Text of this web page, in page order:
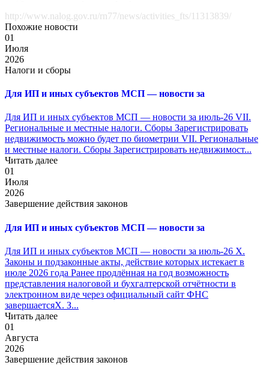
http://www.nalog.gov.ru/rn77/news/activities_fts/11313839/
Похожие новости
01
Июля
2026
Налоги и сборы
Для ИП и иных субъектов МСП — новости за
Для ИП и иных субъектов МСП — новости за июль-26 VII.
Региональные и местные налоги. Сборы Зарегистрировать
недвижимость можно будет по биометрии VII. Региональные
и местные налоги. Сборы Зарегистрировать недвижимост...
Читать далее
01
Июля
2026
Завершение действия законов
Для ИП и иных субъектов МСП — новости за
Для ИП и иных субъектов МСП — новости за июль-26 X.
Законы и подзаконные акты, действие которых истекает в
июле 2026 года Ранее продлённая на год возможность
представления налоговой и бухгалтерской отчётности в
электронном виде через официальный сайт ФНС
завершаетсяX. З...
Читать далее
01
Августа
2026
Завершение действия законов